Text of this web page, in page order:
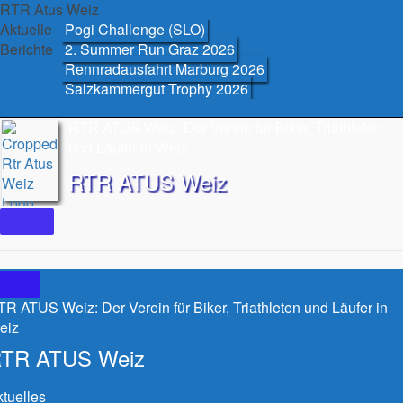
Skip
to
content
RTR Atus Weiz
Aktuelle
Berichte
Pogi Challenge (SLO)
2. Summer Run Graz 2026
Rennradausfahrt Marburg 2026
Salzkammergut Trophy 2026
RTR ATUS Weiz
ATUS Weiz: Der Verein für Biker, Triathleten und Läufer in
ATUS Weiz